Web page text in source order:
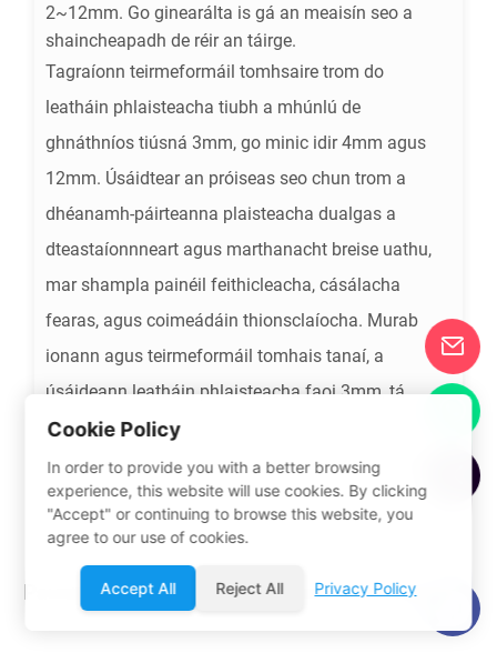
2~12mm. Go ginearálta is gá an meaisín seo a
shaincheapadh de réir an táirge.
Tagraíonn teirmeformáil tomhsaire trom do
leatháin phlaisteacha tiubh a mhúnlú de
ghnáthníos tiúsná 3mm, go minic idir 4mm agus
12mm. Úsáidtear an próiseas seo chun trom a
dhéanamh-páirteanna plaisteacha dualgas a
dteastaíonnneart agus marthanacht breise uathu,
mar shampla painéil feithicleacha, cásálacha
fearas, agus coimeádáin thionsclaíocha. Murab
ionann agus teirmeformáil tomhais tanaí, a
úsáideann leatháin phlaisteacha faoi 3mm, tá
teirmeformáil trom-thomhas oiriúnach do
chomhpháirteanna móra struchtúracha plaisteacha
a chaithfidh caitheamh agus strus a sheasamh.
Paraiméadair táirgí meaisín thermoforming
Cookie Policy
In order to provide you with a better browsing
experience, this website will use cookies. By clicking
"Accept" or continuing to browse this website, you
agree to our use of cookies.
Accept All Reject All Privacy Policy